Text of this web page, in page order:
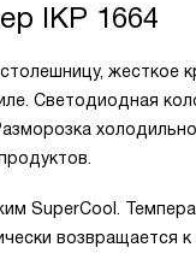
IKP 1664
жесткое
Светодиодная
SuperCool.
возвращается